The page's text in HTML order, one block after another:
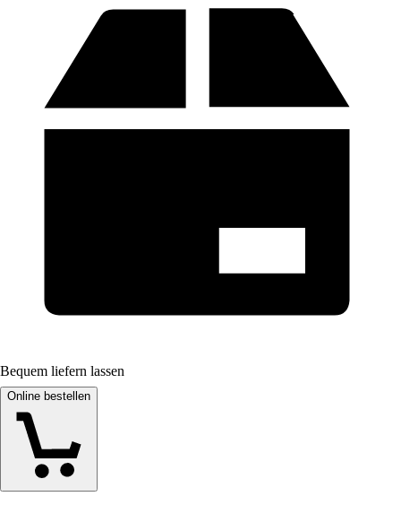
Bequem liefern lassen
Online bestellen